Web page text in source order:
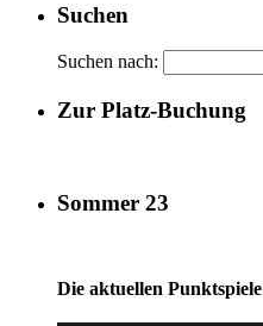
Suchen
Suchen nach:
Zur Platz-Buchung
Sommer 23
Die aktuellen Punktspiele